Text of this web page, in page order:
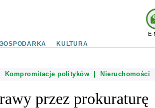
E-
KULTURA
Kompromitacje polityków Nieruchomości
przez prokuraturę